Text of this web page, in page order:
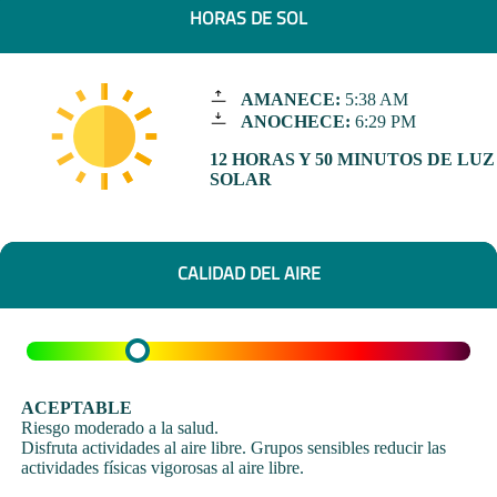
HORAS DE SOL
AMANECE: 5:38 AM
ANOCHECE: 6:29 PM
12 HORAS Y 50 MINUTOS DE LUZ
SOLAR
CALIDAD DEL AIRE
ACEPTABLE
Riesgo moderado a la salud.
Disfruta actividades al aire libre. Grupos sensibles reducir las
actividades físicas vigorosas al aire libre.